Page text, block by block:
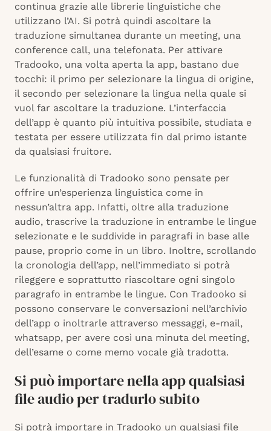
continua grazie alle librerie linguistiche che
utilizzano l’AI. Si potrà quindi ascoltare la
traduzione simultanea durante un meeting, una
conference call, una telefonata. Per attivare
Tradooko, una volta aperta la app, bastano due
tocchi: il primo per selezionare la lingua di origine,
il secondo per selezionare la lingua nella quale si
vuol far ascoltare la traduzione. L’interfaccia
dell’app è quanto più intuitiva possibile, studiata e
testata per essere utilizzata fin dal primo istante
da qualsiasi fruitore.
Le funzionalità di Tradooko sono pensate per
offrire un’esperienza linguistica come in
nessun’altra app. Infatti, oltre alla traduzione
audio, trascrive la traduzione in entrambe le lingue
selezionate e le suddivide in paragrafi in base alle
pause, proprio come in un libro. Inoltre, scrollando
la cronologia dell’app, nell’immediato si potrà
rileggere e soprattutto riascoltare ogni singolo
paragrafo in entrambe le lingue. Con Tradooko si
possono conservare le conversazioni nell’archivio
dell’app o inoltrarle attraverso messaggi, e-mail,
whatsapp, per avere così una minuta del meeting,
dell’esame o come memo vocale già tradotta.
Si può importare nella app qualsiasi
file audio per tradurlo subito
Si potrà importare in Tradooko un qualsiasi file